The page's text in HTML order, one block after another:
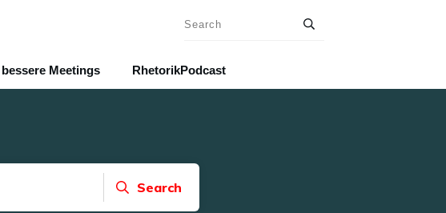
bessere Meetings RhetorikPodcast
Search